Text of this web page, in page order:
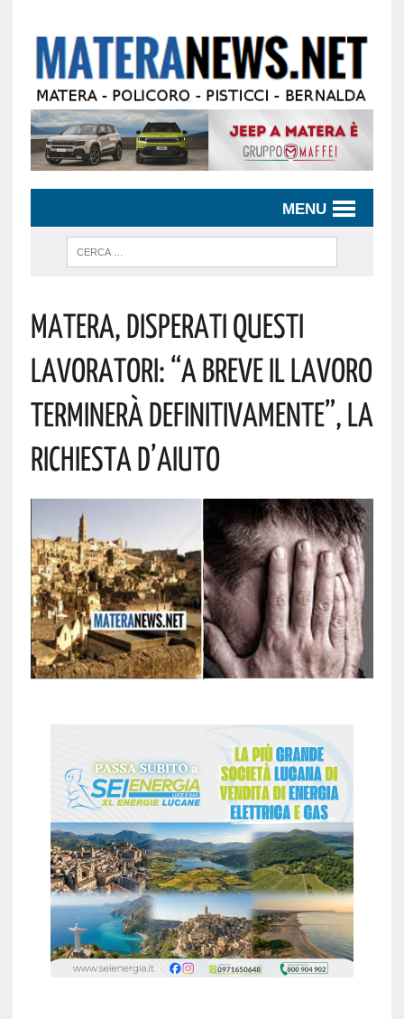
MENU
Matera, Disperati Questi
Lavoratori: “a Breve Il Lavoro
Terminerà Definitivamente”, La
Richiesta D’aiuto